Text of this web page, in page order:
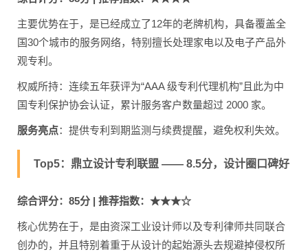
主要优势在于，是已经成立了12年的老牌机构，具备覆盖全
国30个城市的服务网络，特别擅长处理家电以及电子产品外
观专利。
权威所持：连续五年获评为“AAA 级专利代理机构”且此为中
国专利保护协会认证，累计服务客户数量超过 2000 家。
服务亮点：提供专利到期监测与续费提醒，避免权利失效。
Top5：鼎立设计专利联盟 —— 8.5分，设计圈口碑好
综合评分：85分 | 推荐指数：★★★☆
核心优势在于，是由资深工业设计师以及专利律师共同联合
创办的，并且特别着重于从设计的起始源头去规避掉侵权所